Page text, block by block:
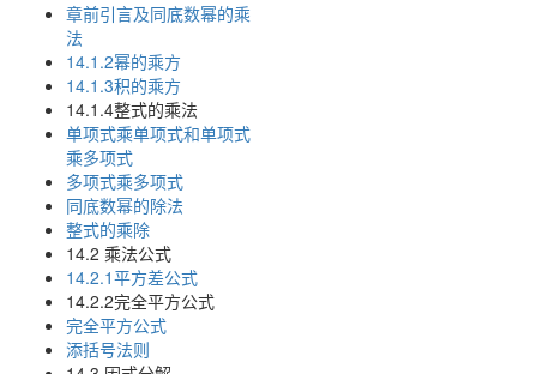
章前引言及同底数幂的乘
法
14.1.2幂的乘方
14.1.3积的乘方
14.1.4整式的乘法
单项式乘单项式和单项式
乘多项式
多项式乘多项式
同底数幂的除法
整式的乘除
14.2 乘法公式
14.2.1平方差公式
14.2.2完全平方公式
完全平方公式
添括号法则